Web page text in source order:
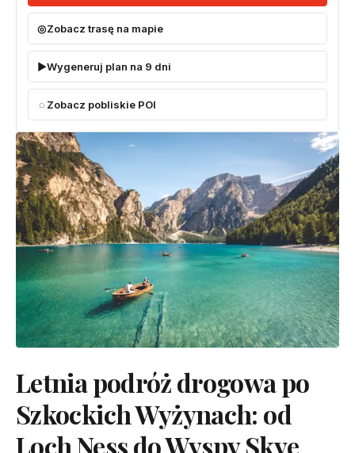
Zobacz trasę na mapie
Wygeneruj plan na 9 dni
Zobacz pobliskie POI
Letnia podróż drogowa po
Szkockich Wyżynach: od
Loch Ness do Wyspy Skye